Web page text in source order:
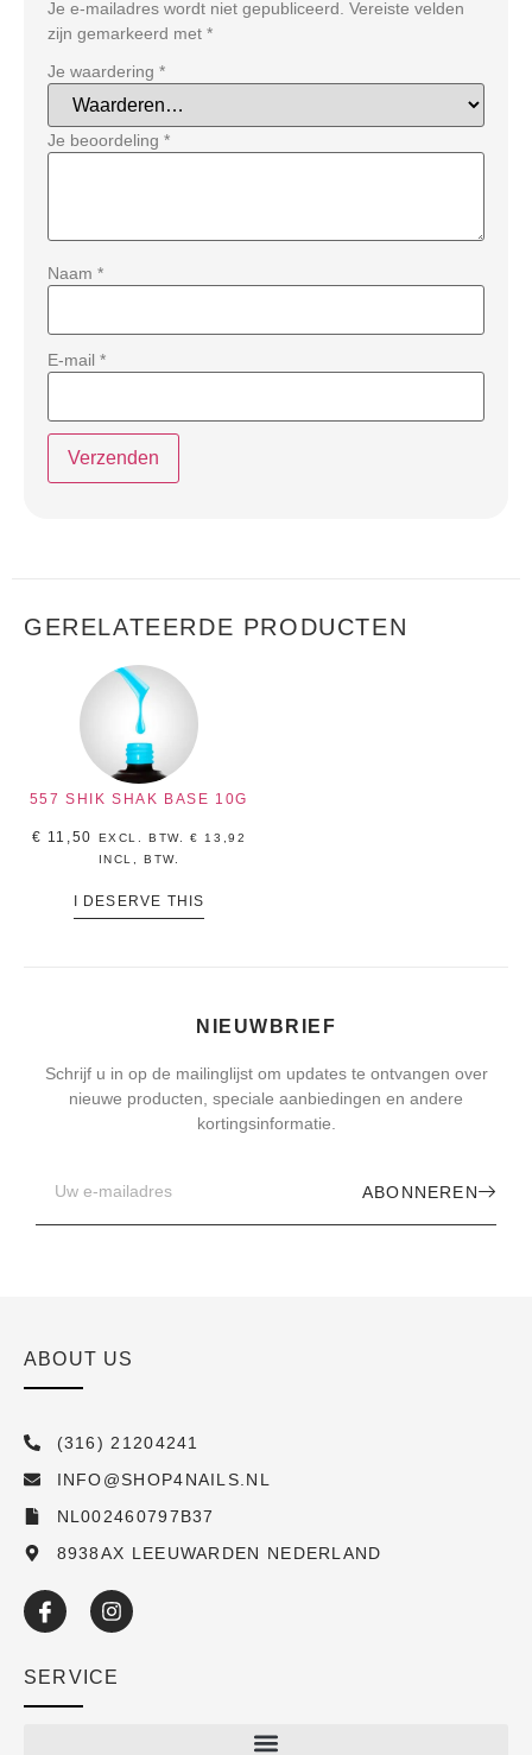
Je e-mailadres wordt niet gepubliceerd. Vereiste velden
zijn gemarkeerd met *
Je waardering *
Je beoordeling *
Naam *
E-mail *
GERELATEERDE PRODUCTEN
557 SHIK SHAK BASE 10G
€ 11,50 EXCL. BTW.€
13,92
INCL, BTW.
I DESERVE THIS
NIEUWBRIEF
Schrijf u in op de mailinglijst om updates te ontvangen over
nieuwe producten, speciale aanbiedingen en andere
kortingsinformatie.
ABONNEREN
ABOUT US
(316) 21204241
INFO@SHOP4NAILS.NL
NL002460797B37
8938AX LEEUWARDEN NEDERLAND
SERVICE